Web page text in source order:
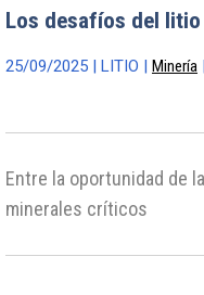
Los desafíos del
25/09/2025 | LITIO | Minería
Entre la oportunidad de
minerales críticos